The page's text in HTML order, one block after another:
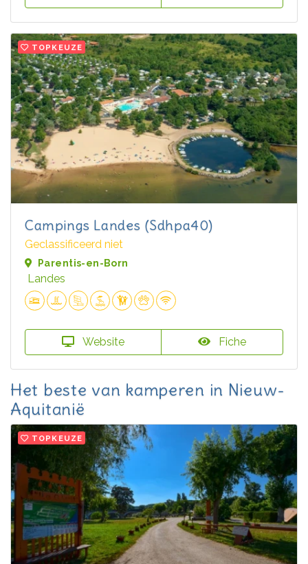
TOPKEUZE
Campings Landes (Sdhpa40)
Geclassificeerd niet
Parentis-en-Born
Landes
Website Fiche
Het beste van kamperen in Nieuw-
Aquitanië
TOPKEUZE